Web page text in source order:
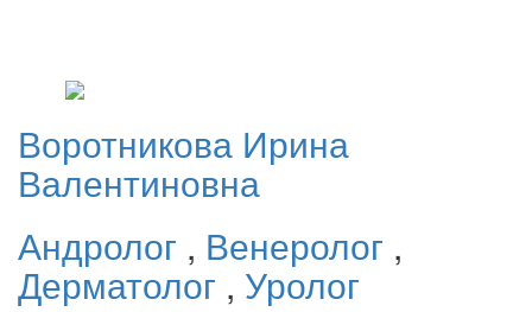
Воротникова Ирина
Валентиновна
Андролог , Венеролог ,
Дерматолог , Уролог